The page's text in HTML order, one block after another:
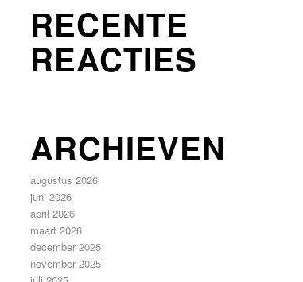
RECENTE
REACTIES
ARCHIEVEN
augustus 2026
juni 2026
april 2026
maart 2026
december 2025
november 2025